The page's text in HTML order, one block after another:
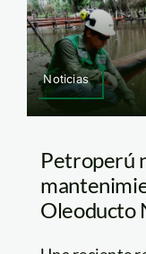
Noticias
Petroperú
Oleoducto